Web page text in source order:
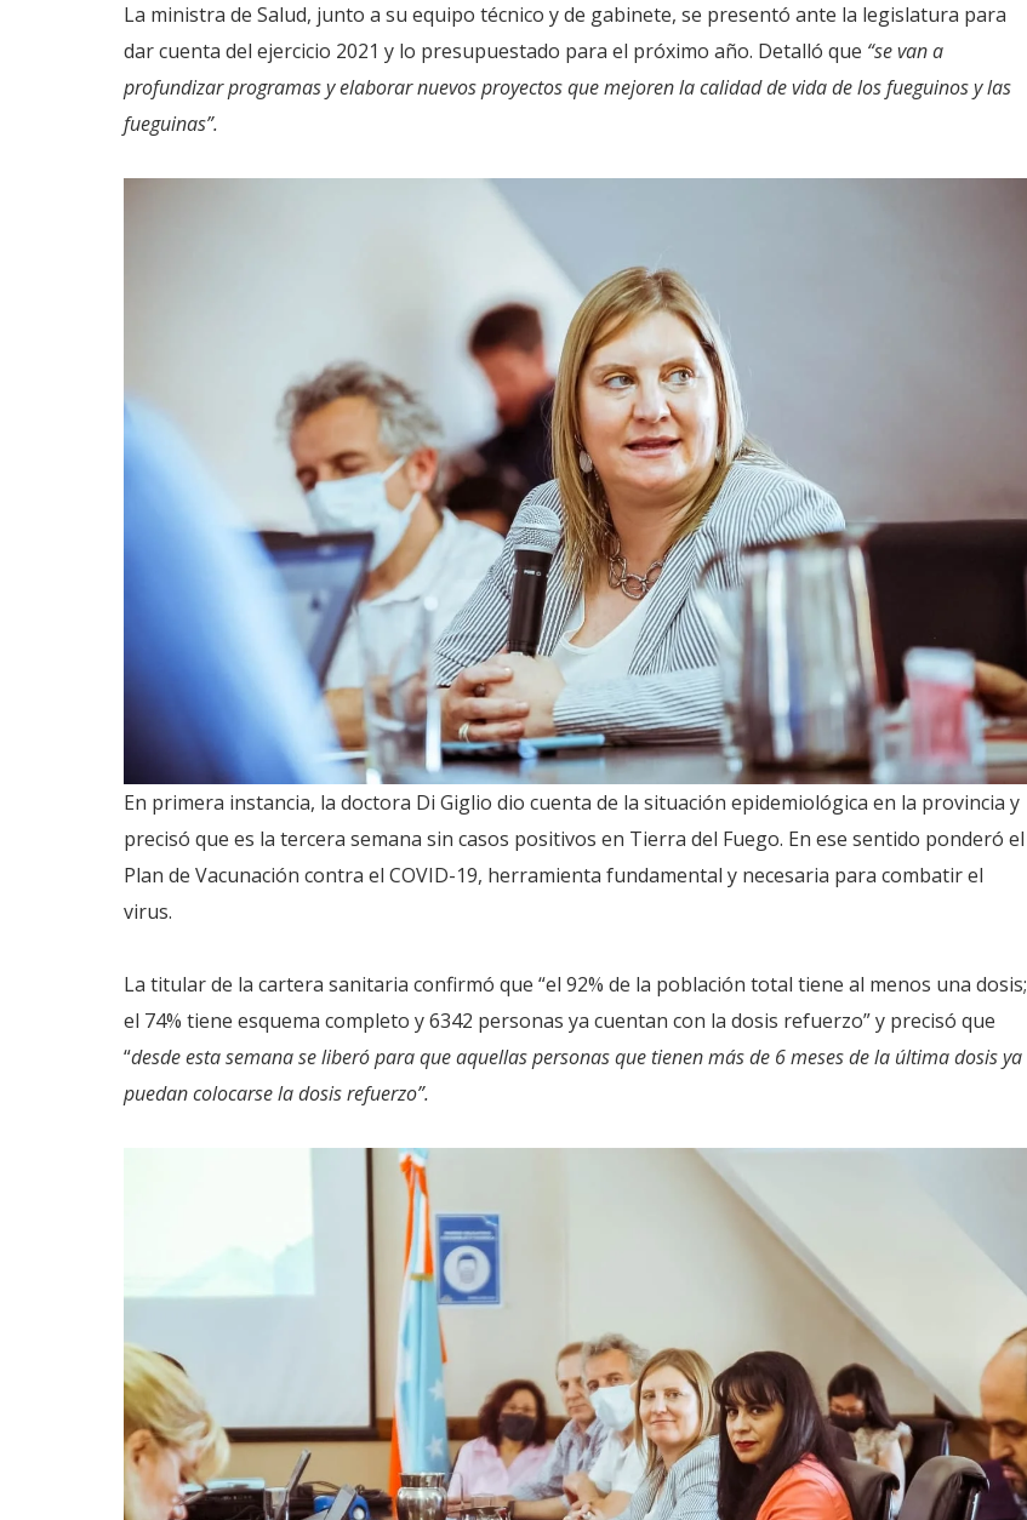
La ministra de Salud, junto a su equipo técnico y de gabinete, se presentó ante la legislatura para
dar cuenta del ejercicio 2021 y lo presupuestado para el próximo año. Detalló que “se van a
profundizar programas y elaborar nuevos proyectos que mejoren la calidad de vida de los fueguinos y las
fueguinas”.
En primera instancia, la doctora Di Giglio dio cuenta de la situación epidemiológica en la provincia y
precisó que es la tercera semana sin casos positivos en Tierra del Fuego. En ese sentido ponderó el
Plan de Vacunación contra el COVID-19, herramienta fundamental y necesaria para combatir el
virus.
La titular de la cartera sanitaria confirmó que “el 92% de la población total tiene al menos una dosis;
el 74% tiene esquema completo y 6342 personas ya cuentan con la dosis refuerzo” y precisó que
“desde esta semana se liberó para que aquellas personas que tienen más de 6 meses de la última dosis ya
puedan colocarse la dosis refuerzo”.